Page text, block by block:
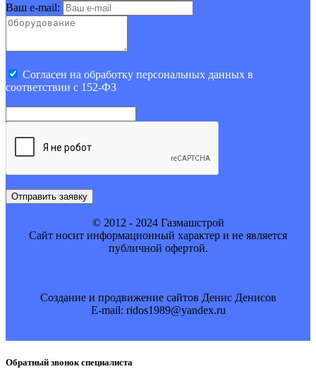
Ваш e-mail:
Cогласен на обработку персональных данных в
соответствии с 152-ФЗ
Отправить заявку
© 2012 - 2024 Газмашстрой
Cайт носит информационный характер и не является
публичной офертой.
Создание и продвижение сайтов Денис Денисов
E-mail: ridos1989@yandex.ru
Обратный звонок специалиста